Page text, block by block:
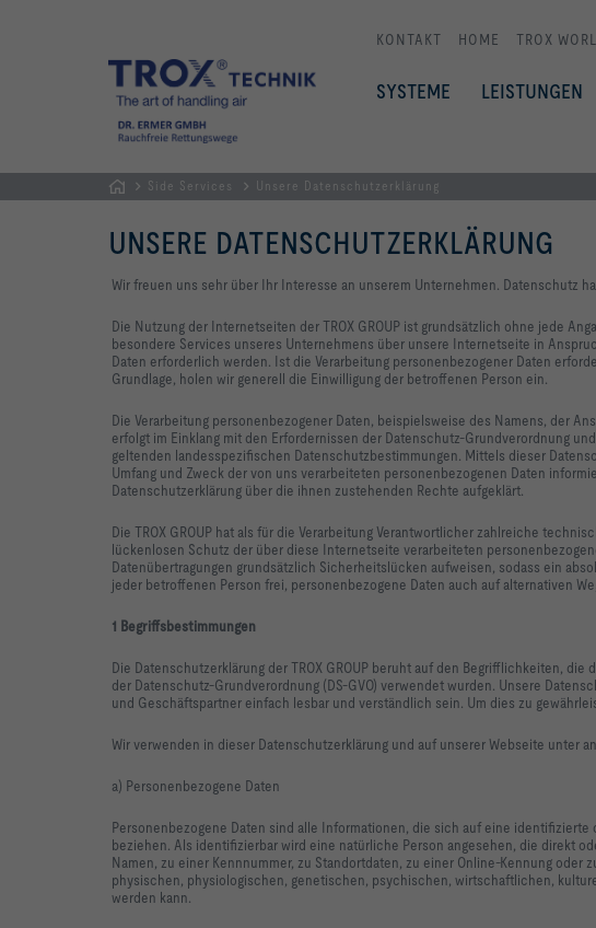
KONTAKT HOME TROX
SYSTEME LEISTUNGEN
Side Services Unsere Datenschutzerklärung
UNSERE DATENSCHUTZERKLÄRUNG
Wir freuen uns sehr über Ihr Interesse an unserem Unternehmen. Datenschutz
Die Nutzung der Internetseiten der TROX GROUP ist grundsätzlich ohne jede
besondere Services unseres Unternehmens über unsere Internetseite in
Daten erforderlich werden. Ist die Verarbeitung personenbezogener Daten
Grundlage, holen wir generell die Einwilligung der betroffenen Person ein.
Die Verarbeitung personenbezogener Daten, beispielsweise des Namens, der
erfolgt im Einklang mit den Erfordernissen der Datenschutz-Grundverordnung
geltenden landesspezifischen Datenschutzbestimmungen. Mittels dieser
Umfang und Zweck der von uns verarbeiteten personenbezogenen Daten
Datenschutzerklärung über die ihnen zustehenden Rechte aufgeklärt.
Die TROX GROUP hat als für die Verarbeitung Verantwortlicher zahlreiche
lückenlosen Schutz der über diese Internetseite verarbeiteten
Datenübertragungen grundsätzlich Sicherheitslücken aufweisen, sodass ein
jeder betroffenen Person frei, personenbezogene Daten auch auf alternativen
1 Begriffsbestimmungen
Die Datenschutzerklärung der TROX GROUP beruht auf den Begrifflichkeiten,
der Datenschutz-Grundverordnung (DS-GVO) verwendet wurden. Unsere
und Geschäftspartner einfach lesbar und verständlich sein. Um dies zu
Wir verwenden in dieser Datenschutzerklärung und auf unserer Webseite unter
a) Personenbezogene Daten
Personenbezogene Daten sind alle Informationen, die sich auf eine
beziehen. Als identifizierbar wird eine natürliche Person angesehen, die direkt
Namen, zu einer Kennnummer, zu Standortdaten, zu einer Online-Kennung
physischen, physiologischen, genetischen, psychischen, wirtschaftlichen,
werden kann.